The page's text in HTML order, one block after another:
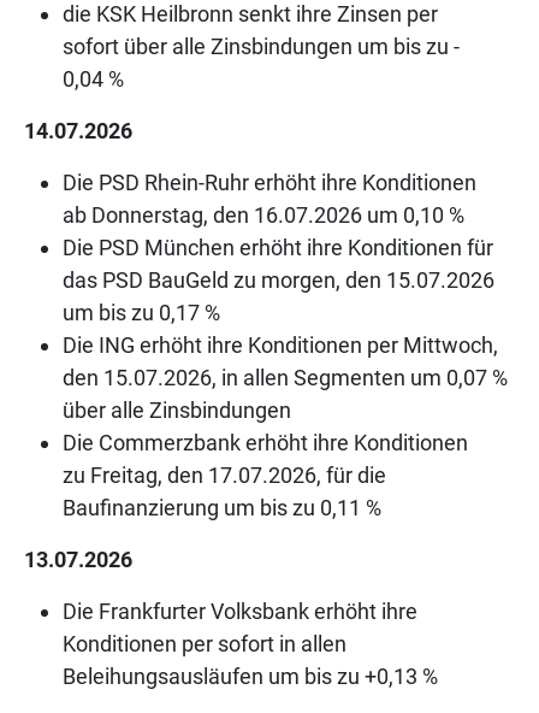
die KSK Heilbronn senkt ihre Zinsen per
sofort über alle Zinsbindungen um bis zu -
0,04 %
14.07.2026
Die PSD Rhein-Ruhr erhöht ihre Konditionen
ab Donnerstag, den 16.07.2026 um 0,10 %
Die PSD München erhöht ihre Konditionen für
das PSD BauGeld zu morgen, den 15.07.2026
um bis zu 0,17 %
Die ING erhöht ihre Konditionen per Mittwoch,
den 15.07.2026, in allen Segmenten um 0,07 %
über alle Zinsbindungen
Die Commerzbank erhöht ihre Konditionen
zu Freitag, den 17.07.2026, für die
Baufinanzierung um bis zu 0,11 %
13.07.2026
Die Frankfurter Volksbank erhöht ihre
Konditionen per sofort in allen
Beleihungsausläufen um bis zu +0,13 %